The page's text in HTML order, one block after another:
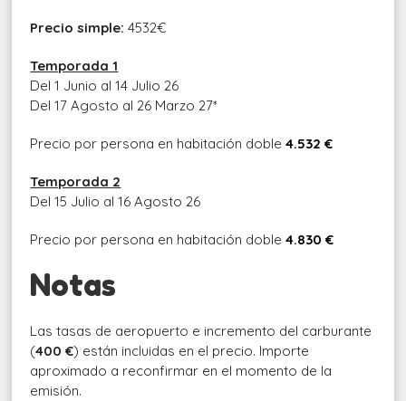
Precio simple: 4532€
Temporada 1
Del 1 Junio al 14 Julio 26
Del 17 Agosto al 26 Marzo 27*
Precio por persona en habitación doble4.532 €
Temporada 2
Del 15 Julio al 16 Agosto 26
Precio por persona en habitación doble4.830 €
Notas
Las tasas de aeropuerto e incremento del carburante
(400 €) están incluidas en el precio. Importe
aproximado a reconfirmar en el momento de la
emisión.